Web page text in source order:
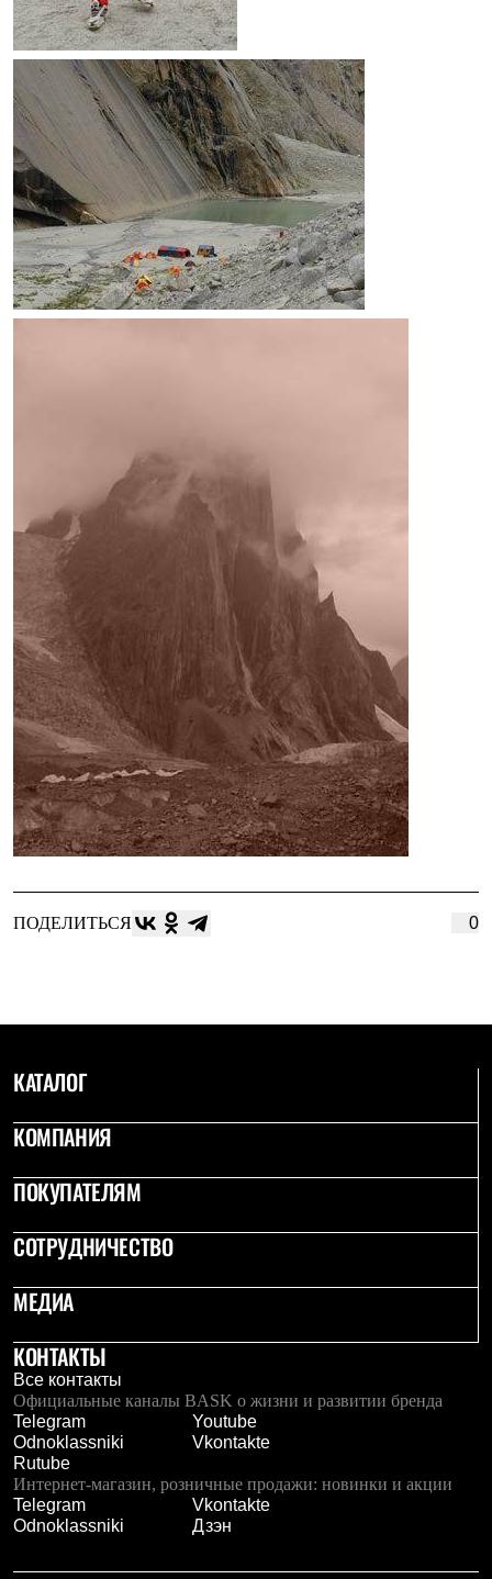
ПОДЕЛИТЬСЯ 0
КАТАЛОГ
КОМПАНИЯ
ПОКУПАТЕЛЯМ
СОТРУДНИЧЕСТВО
МЕДИА
КОНТАКТЫ
Все контакты
Официальные каналы BASK о жизни и развитии бренда
Telegram
Youtube
Odnoklassniki
Vkontakte
Rutube
Интернет-магазин, розничные продажи: новинки и акции
Telegram
Vkontakte
Odnoklassniki
Дзэн